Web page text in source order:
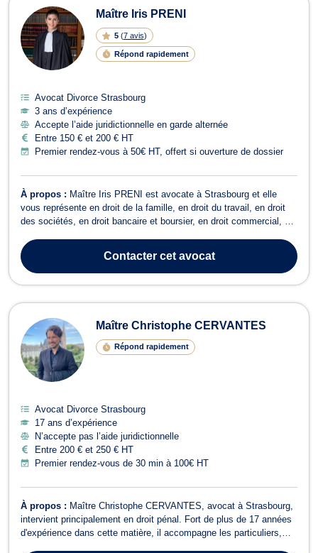
Maître Iris PRENI
5 (7 avis)
Répond rapidement
Avocat Divorce Strasbourg
3 ans d’expérience
Accepte l’aide juridictionnelle en garde alternée
Entre 150 € et 200 € HT
Premier rendez-vous à 50€ HT, offert si ouverture de dossier
À propos : Maître Iris PRENI est avocate à Strasbourg et elle
vous représente en droit de la famille, en droit du travail, en droit
des sociétés, en droit bancaire et boursier, en droit commercial, et
famille et prend en charge les dossiers relatifs aux procédures de
div...
Contactercet avocat
Maître Christophe CERVANTES
Répond rapidement
Avocat Divorce Strasbourg
17 ans d’expérience
N’accepte pas l’aide juridictionnelle
Entre 200 € et 250 € HT
Premier rendez-vous de 30 min à 100€ HT
À propos : Maître Christophe CERVANTES, avocat à Strasbourg,
intervient principalement en droit pénal. Fort de plus de 17 années
d'expérience dans cette matière, il accompagne les particuliers,